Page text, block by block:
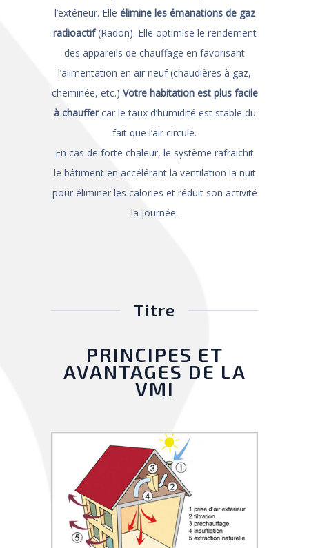
l’extérieur. Elle élimine les émanations de gaz
radioactif(Radon). Elle optimise le rendement
des appareils de chauffage en favorisant
l’alimentation en air neuf (chaudières à gaz,
cheminée, etc.) Votre habitation est plus facile
à chauffercar le taux d’humidité est stable du
fait que l’air circule.
En cas de forte chaleur, le système rafraichit
le bâtiment en accélérant la ventilation la nuit
pour éliminer les calories et réduit son activité
la journée.
Titre
PRINCIPES ET
AVANTAGES DE LA
VMI